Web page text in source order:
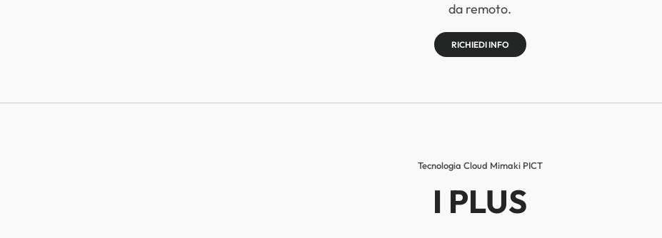
da remoto.
RICHIEDI INFO
Tecnologia Cloud Mimaki PICT
I PLUS